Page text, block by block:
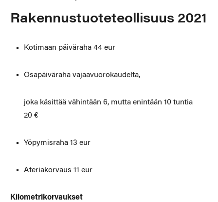
Rakennustuoteteollisuus 2021
Kotimaan päiväraha 44 eur
Osapäiväraha vajaavuorokaudelta,
joka käsittää vähintään 6, mutta enintään 10 tuntia
20 €
Yöpymisraha 13 eur
Ateriakorvaus 11 eur
Kilometrikorvaukset